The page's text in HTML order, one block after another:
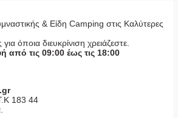
& Είδη Camping στις Καλύτερες
όποια διευκρίνιση χρειάζεστε.
από τις 09:00 έως τις 18:00
183 44